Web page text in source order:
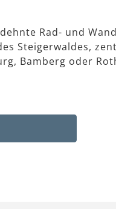
Rad- und
Steigerwaldes,
Bamberg oder